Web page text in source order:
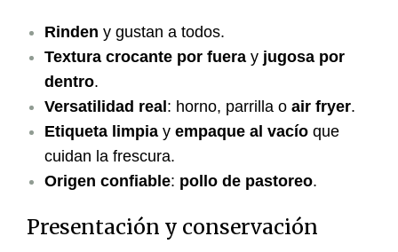
Rinden y gustan a todos.
Textura crocante por fuera y jugosa por
dentro.
Versatilidad real : horno, parrilla o air fryer.
Etiqueta limpia y empaque al vacío que
cuidan la frescura.
Origen confiable: pollo de pastoreo.
Presentación y conservación